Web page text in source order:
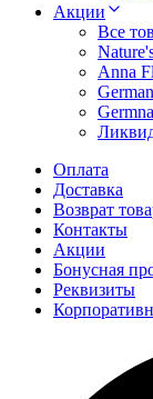
Акции
Все
Anna
Оплата
Доставка
Возврат
Контакты
Акции
Бонусная
Реквизиты